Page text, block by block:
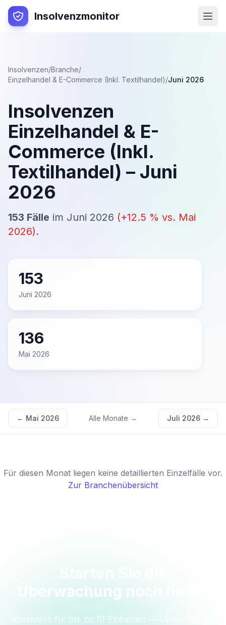
Insolvenzmonitor
Insolvenzen/Branche/
Einzelhandel & E-Commerce (Inkl. Textilhandel)/Juni 2026
Insolvenzen
Einzelhandel & E-
Commerce (Inkl.
Textilhandel) – Juni
2026
153 Fälle im Juni 2026 (+12.5 % vs. Mai
2026).
153
Juni 2026
136
Mai 2026
← Mai 2026 Alle Monate → Juli 2026 →
Für diesen Monat liegen keine detaillierten Einzelfälle vor.
Zur Branchenübersicht
Überwachung noch heute
Kostenlos für bis zu 10 Einheiten — Unternehmen